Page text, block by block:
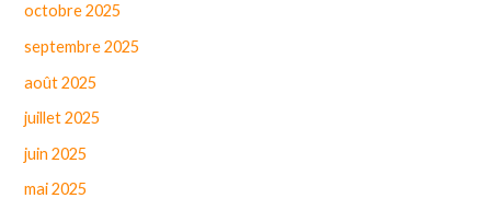
octobre 2025
septembre 2025
août 2025
juillet 2025
juin 2025
mai 2025